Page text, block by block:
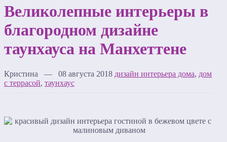
Великолепные интерьеры в
благородном дизайне
таунхауса на Манхеттене
Кристина — 08 августа 2018 дизайн интерьера дома, дом
с террасой, таунхаус